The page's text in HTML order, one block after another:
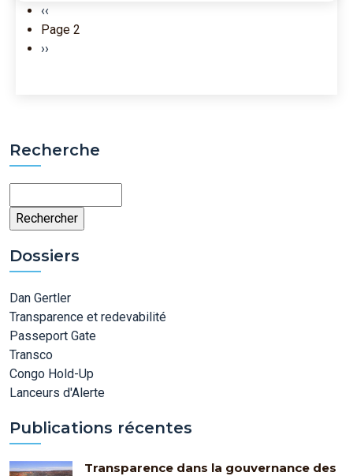
Pagination
Page précédente
‹‹
Page 2
Page suivante
››
Recherche
Dossiers
Dan Gertler
Transparence et redevabilité
Passeport Gate
Transco
Congo Hold-Up
Lanceurs d'Alerte
Publications récentes
Transparence dans la gouvernance des